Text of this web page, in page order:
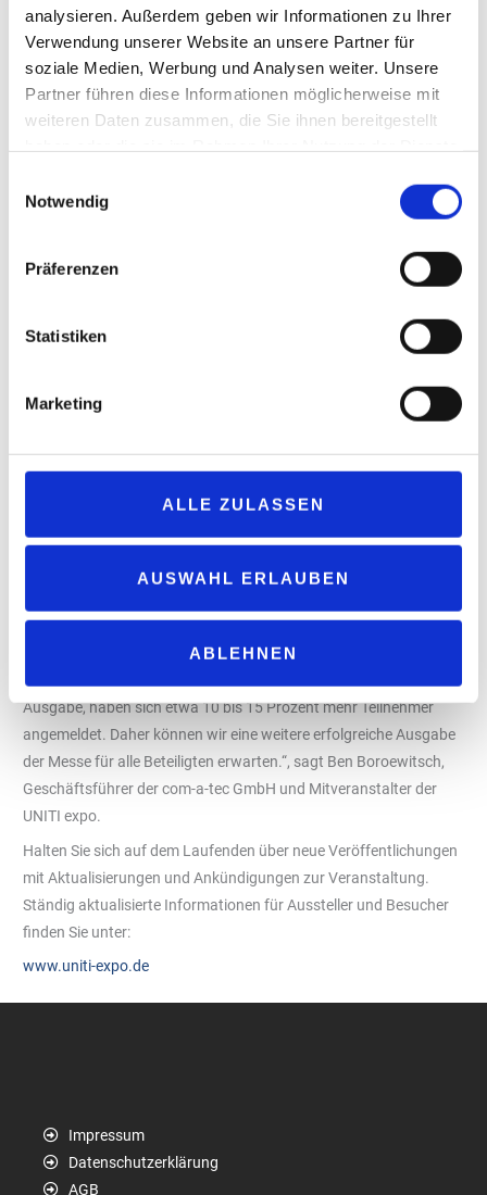
analysieren. Außerdem geben wir Informationen zu Ihrer
Verwendung unserer Website an unsere Partner für
soziale Medien, Werbung und Analysen weiter. Unsere
Partner führen diese Informationen möglicherweise mit
weiteren Daten zusammen, die Sie ihnen bereitgestellt
Notwendig
Präferenzen
Statistiken
Marketing
ALLE ZULASSEN
AUSWAHL ERLAUBEN
ABLEHNEN
Lassen Sie sich von neuen Konzepten und
Geschäftsmodellen inspirieren: Wecken Sie Ihre Kreativität
mit bahnbrechenden Ideen und zukunftsweisenden
Ansätzen.
umfassende Erkenntnisse, um die besten strategischen
Erleben Sie hochkarätige Redner und Vorträge in drei
kostenfreien Foren: Tauschen Sie sich im Rahmen der
marktgestaltenden Top-Experten der Branche aus.
Errichten und stärken Sie Ihr globales Netzwerk auf diesem
dreitägigen Event: Knüpfen Sie wertvolle Kontakte zu
wichtigen Akteuren und Entscheidungsträgern weltweit.
Annehmlichkeiten vor Ort: Profitieren Sie von einem
modernen Messegelände mit direktem Zugang zum
kulinarischen Highlights und vielem mehr.
komplett ausgebuchten Ausstellungsfläche. Auch die
Fachbesucher-Registrierung hat unsere Erwartungen
übertroffen. Verglichen mit demselben Zeitraum vor der letzten
Ausgabe, haben sich etwa 10 bis 15 Prozent mehr Teilnehmer
angemeldet. Daher können wir eine weitere erfolgreiche Ausgabe
der Messe für alle Beteiligten erwarten.“, sagt Ben Boroewitsch,
Geschäftsführer der com-a-tec GmbH und Mitveranstalter der
UNITI expo.
Halten Sie sich auf dem Laufenden über neue Veröffentlichungen
mit Aktualisierungen und Ankündigungen zur Veranstaltung.
Ständig aktualisierte Informationen für Aussteller und Besucher
finden Sie unter:
www.uniti-expo.de
Impressum
Datenschutzerklärung
AGB